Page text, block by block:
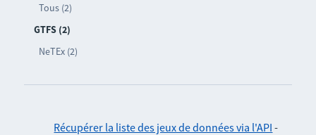
Tous (2)
GTFS (2)
NeTEx (2)
Récupérer la liste des jeux de données via l'API -